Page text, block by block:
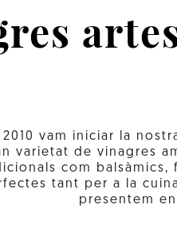
2010 vam iniciar la
varietat de vinagres
com balsàmics,
tant per a la
presentem